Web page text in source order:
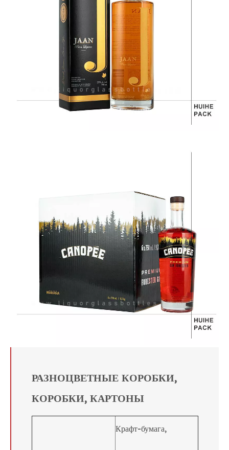
РАЗНОЦВЕТНЫЕ КОРОБКИ,
КОРОБКИ, КАРТОНЫ
Крафт-бумага,